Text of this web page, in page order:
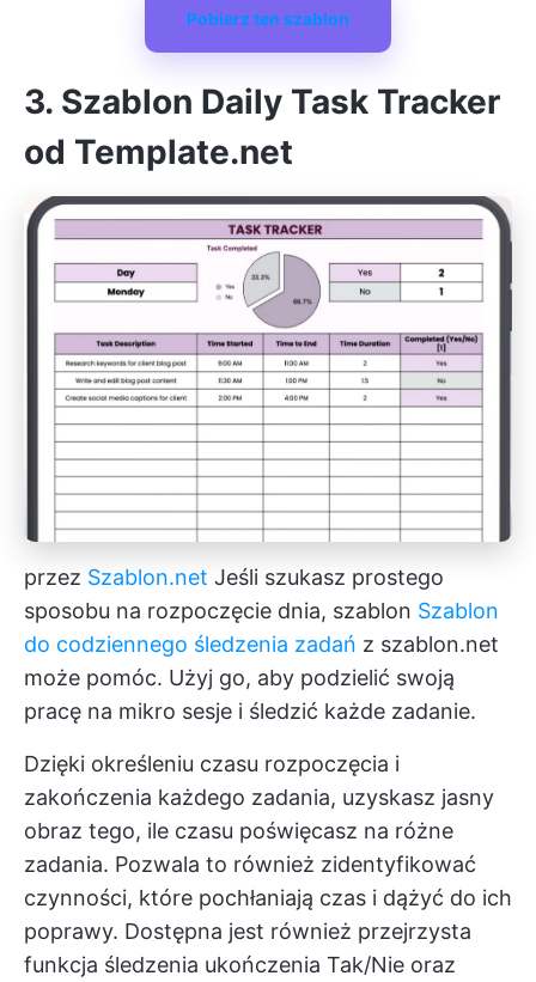
Pobierz ten szablon
3. Szablon Daily Task Tracker
od Template.net
przez Szablon.net Jeśli szukasz prostego
sposobu na rozpoczęcie dnia, szablon Szablon
do codziennego śledzenia zadań z szablon.net
może pomóc. Użyj go, aby podzielić swoją
pracę na mikro sesje i śledzić każde zadanie.
Dzięki określeniu czasu rozpoczęcia i
zakończenia każdego zadania, uzyskasz jasny
obraz tego, ile czasu poświęcasz na różne
zadania. Pozwala to również zidentyfikować
czynności, które pochłaniają czas i dążyć do ich
poprawy. Dostępna jest również przejrzysta
funkcja śledzenia ukończenia Tak/Nie oraz